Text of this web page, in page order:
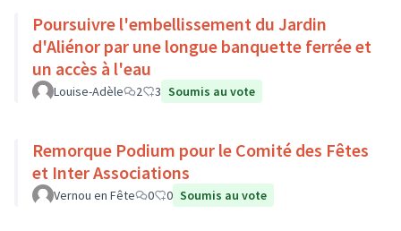
Poursuivre l'embellissement du Jardin
d'Aliénor par une longue banquette ferrée et
un accès à l'eau
Louise-Adèle 2 3 Soumis au vote
Remorque Podium pour le Comité des Fêtes
et Inter Associations
Vernou en Fête 0 0 Soumis au vote